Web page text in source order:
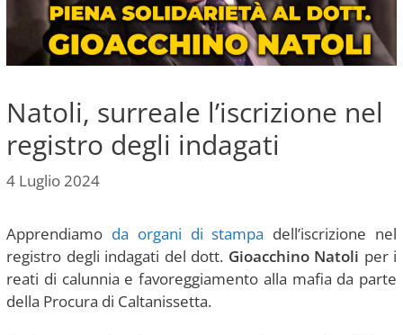
Natoli, surreale l’iscrizione nel
registro degli indagati
4 Luglio 2024
Apprendiamo da organi di stampa dell’iscrizione nel
registro degli indagati del dott. Gioacchino Natoli per i
reati di calunnia e favoreggiamento alla mafia da parte
della Procura di Caltanissetta.